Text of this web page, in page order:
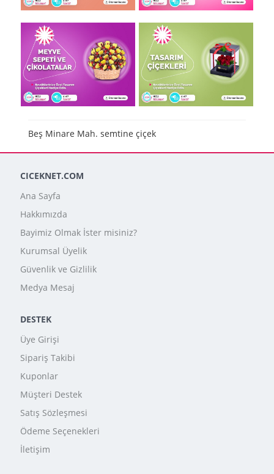
Beş Minare Mah. semtine çiçek
CICEKNET.COM
Ana Sayfa
Hakkımızda
Bayimiz Olmak İster misiniz?
Kurumsal Üyelik
Güvenlik ve Gizlilik
Medya Mesaj
DESTEK
Üye Girişi
Sipariş Takibi
Kuponlar
Müşteri Destek
Satış Sözleşmesi
Ödeme Seçenekleri
İletişim